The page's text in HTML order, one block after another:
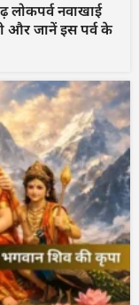
लोकपर्व नवाखाई
और जानें इस पर्व के